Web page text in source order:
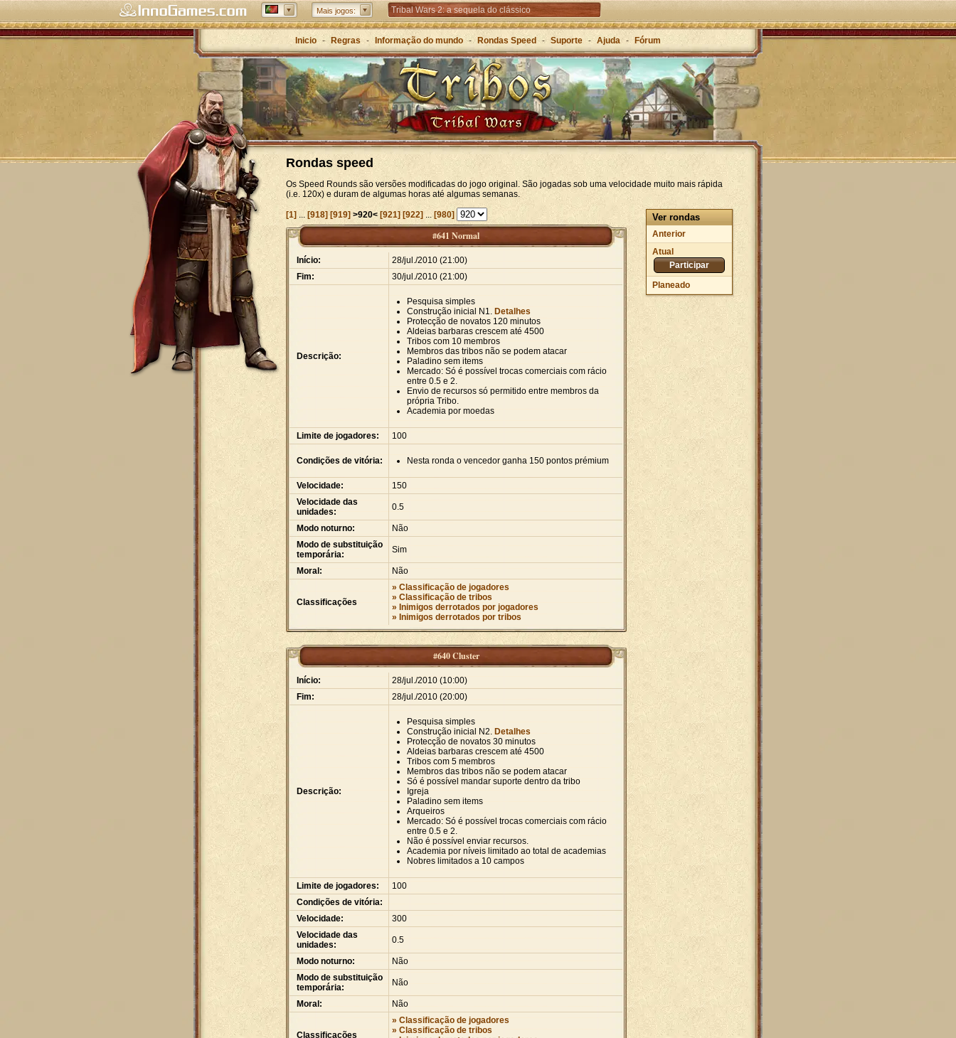
Mais jogos: Tribal Wars 2: a sequela do clássico
Forge of Empires – Estratégia ao longo das eras
Grepolis – Construa o seu império na Grécia Antiga
Inicio - Regras - Informação do mundo - Rondas Speed - Suporte - Ajuda - Fórum
Rondas speed
Os Speed Rounds são versões modificadas do jogo original. São jogadas sob uma velocidade muito mais rápida
(i.e. 120x) e duram de algumas horas até algumas semanas.
Ver rondas
Anterior
Atual
Participar
Planeado
[1] ... [918][919]>920< [921] [922] ... [980]
#641 Normal
Início:
28/jul./2010 (21:00)
Fim:
30/jul./2010 (21:00)
Descrição:
Pesquisa simples
Construção inicial N1. Detalhes
Protecção de novatos 120 minutos
Aldeias barbaras crescem até 4500
Tribos com 10 membros
Membros das tribos não se podem atacar
Paladino sem items
Mercado: Só é possível trocas comerciais com rácio
entre 0.5 e 2.
Envio de recursos só permitido entre membros da
própria Tribo.
Academia por moedas
Limite de jogadores: 100
Condições de vitória: Nesta ronda o vencedor ganha 150 pontos prémium
Velocidade:
150
Velocidade das
unidades:
0.5
Modo noturno:
Não
Modo de substituição
temporária:
Sim
Moral: Não
Classificações
» Classificação de jogadores
» Classificação de tribos
» Inimigos derrotados por jogadores
» Inimigos derrotados por tribos
#640 Cluster
Início:
28/jul./2010 (10:00)
Fim:
28/jul./2010 (20:00)
Descrição:
Pesquisa simples
Construção inicial N2. Detalhes
Protecção de novatos 30 minutos
Aldeias barbaras crescem até 4500
Tribos com 5 membros
Membros das tribos não se podem atacar
Só é possível mandar suporte dentro da tribo
Igreja
Paladino sem items
Arqueiros
Mercado: Só é possível trocas comerciais com rácio
entre 0.5 e 2.
Não é possível enviar recursos.
Academia por níveis limitado ao total de academias
Nobres limitados a 10 campos
Limite de jogadores:
100
Condições de vitória:
Velocidade:
300
Velocidade das
unidades:
0.5
Modo noturno:
Não
Modo de substituição
temporária:
Não
Moral: Não
Classificações
» Classificação de jogadores
» Classificação de tribos